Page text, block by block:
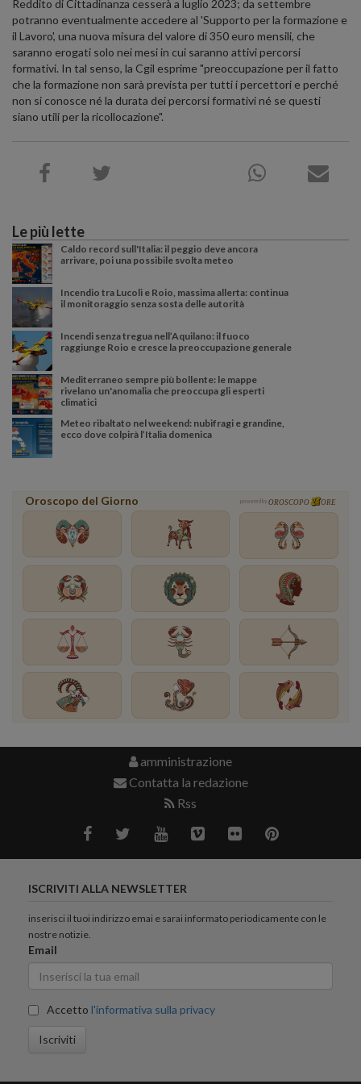
Reddito di Cittadinanza cesserà a luglio 2023; da settembre
potranno eventualmente accedere al 'Supporto per la formazione e
il Lavoro', una nuova misura del valore di 350 euro mensili, che
saranno erogati solo nei mesi in cui saranno attivi percorsi
formativi. In tal senso, la Cgil esprime "preoccupazione per il fatto
che la formazione non sarà prevista per tutti i percettori e perché
non si conosce né la durata dei percorsi formativi né se questi
siano utili per la ricollocazione".
Le più lette
Caldo record sull'Italia: il peggio deve ancora
arrivare, poi una possibile svolta meteo
Incendio tra Lucoli e Roio, massima allerta: continua
il monitoraggio senza sosta delle autorità
Incendi senza tregua nell’Aquilano: il fuoco
raggiunge Roio e cresce la preoccupazione generale
Mediterraneo sempre più bollente: le mappe
rivelano un'anomalia che preoccupa gli esperti
climatici
Meteo ribaltato nel weekend: nubifragi e grandine,
ecco dove colpirà l’Italia domenica
Oroscopo del Giorno powered by OROSCOPO ORE
amministrazione
Contatta la redazione
Rss
ISCRIVITI ALLA NEWSLETTER
inserisci il tuoi indirizzo emai e sarai informato periodicamente con le
nostre notizie.
Email
Accetto l'informativa sulla privacy
Iscriviti